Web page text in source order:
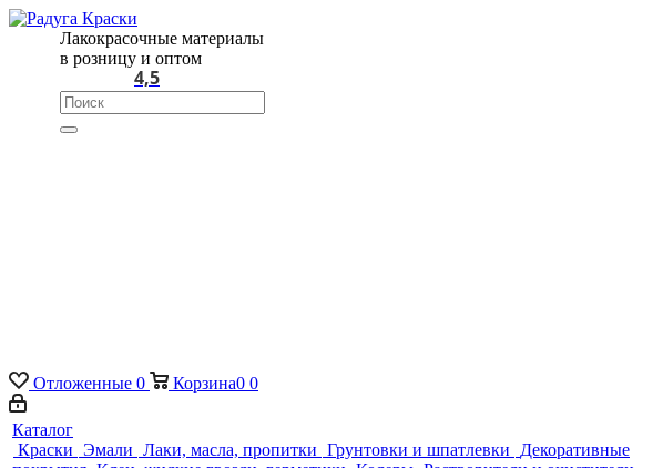
Лакокрасочные материалы
в розницу и оптом
4,5
Отложенные 0 Корзина0 0
Каталог
Краски Эмали Лаки, масла, пропитки Грунтовки и шпатлевки
Декоративные